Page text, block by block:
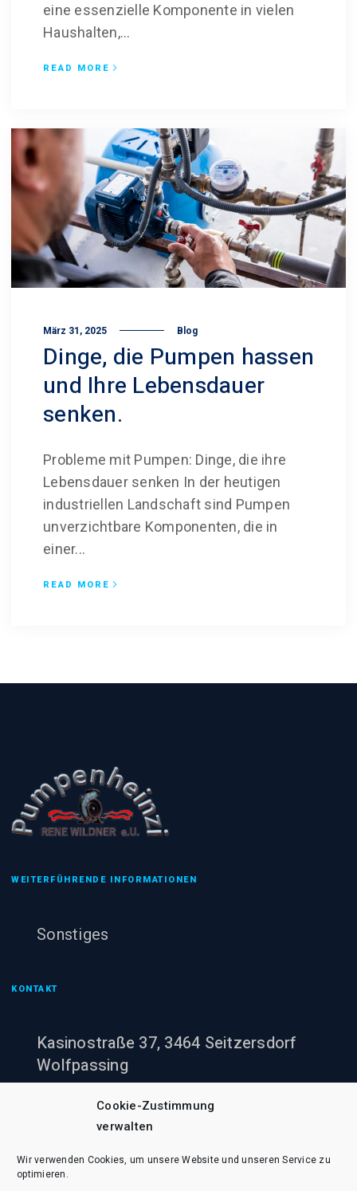
Cookie-Zustimmung
verwalten
Wir verwenden Cookies, um unsere Website und unseren Service zu
optimieren.
eine essenzielle Komponente in vielen
Haushalten,...
READ MORE
März 31, 2025 Blog
Dinge, die Pumpen hassen
und Ihre Lebensdauer
senken.
Probleme mit Pumpen: Dinge, die ihre
Lebensdauer senken In der heutigen
industriellen Landschaft sind Pumpen
unverzichtbare Komponenten, die in
einer...
READ MORE
WEITERFÜHRENDE INFORMATIONEN
Sonstiges
KONTAKT
Kasinostraße 37, 3464 Seitzersdorf
Wolfpassing
+43 (0)660 943 60 00
office@pumpenheinzi.at